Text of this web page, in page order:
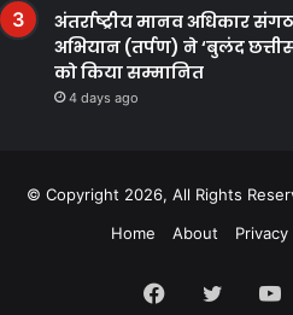
अंतर्राष्ट्रीय मानव अधिकार
अभियान (तर्पण) ने ‘बुलंद
को किया सम्मानित
4 days ago
© Copyright 2026, All Rights
Home
About Privacy
Facebook
Twitter